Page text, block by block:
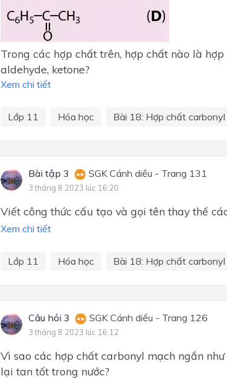
Trong các hợp chất trên, hợp chất nào là
aldehyde, ketone?
Xem chi tiết
Lớp 11 Hóa học Bài 18: Hợp chất carbonyl
Bài tập 3 SGK Cánh diều - Trang 131
3 tháng 8 2023 lúc 16:20
Viết công thức cấu tạo và gọi tên thay thế
Xem chi tiết
Lớp 11 Hóa học Bài 18: Hợp chất carbonyl
Câu hỏi 3 SGK Cánh diều - Trang 126
3 tháng 8 2023 lúc 16:12
Vì sao các hợp chất carbonyl mạch ngắn
lại tan tốt trong nước?